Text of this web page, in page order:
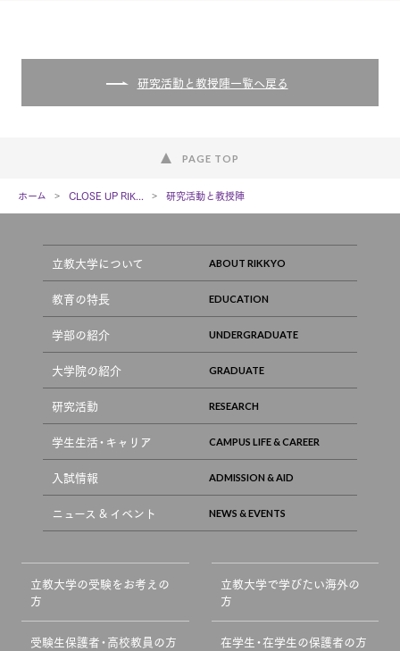
研究活動と教授陣一覧へ戻る
PAGE TOP
ホーム CLOSE UP RIK... 研究活動と教授陣
立教大学について
教育の特長
学部の紹介
大学院の紹介
研究活動
学生生活・キャリア
入試情報
ニュース & イベント
立教大学の受験をお考えの
方
立教大学で学びたい海外の
方
受験生保護者・高校教員の方 在学生・在学生の保護者の方